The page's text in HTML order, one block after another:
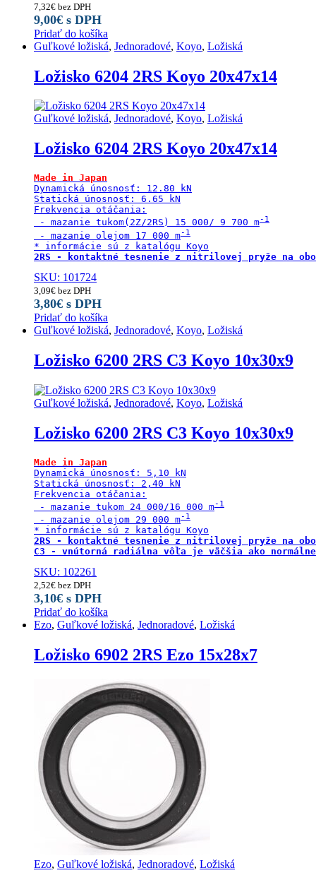
7,32€ bez DPH
9,00€ s DPH
Pridať do košíka
Guľkové ložiská, Jednoradové, Koyo, Ložiská
Ložisko 6204 2RS Koyo 20x47x14
Guľkové ložiská, Jednoradové, Koyo, Ložiská
Ložisko 6204 2RS Koyo 20x47x14
Made in Japan
Dynamická únosnosť: 12.80 kN
Statická únosnosť: 6.65 kN
Frekvencia otáčania:
- mazanie tukom(2Z/2RS) 15 000/ 9 700 m
- mazanie olejom 17 000 m
2RS - kontaktné tesnenie z nitrilovej pryže na
SKU: 101724
3,09€ bez DPH
3,80€ s DPH
Pridať do košíka
Guľkové ložiská, Jednoradové, Koyo, Ložiská
Ložisko 6200 2RS C3 Koyo 10x30x9
Guľkové ložiská, Jednoradové, Koyo, Ložiská
Ložisko 6200 2RS C3 Koyo 10x30x9
Made in Japan
Dynamická únosnosť: 5,10 kN
Statická únosnosť: 2,40 kN
Frekvencia otáčania:
- mazanie tukom 24 000/16 000 m
- mazanie olejom 29 000 m
2RS - kontaktné tesnenie z nitrilovej pryže na
C3 - vnútorná radiálna vôľa je väčšia ako normálne
SKU: 102261
2,52€ bez DPH
3,10€ s DPH
Pridať do košíka
Ezo, Guľkové ložiská, Jednoradové, Ložiská
Ložisko 6902 2RS Ezo 15x28x7
Ezo, Guľkové ložiská, Jednoradové, Ložiská